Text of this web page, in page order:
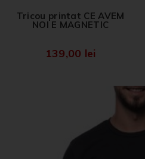
Tricou printat CE AVEM
NOI E MAGNETIC
139,00 lei